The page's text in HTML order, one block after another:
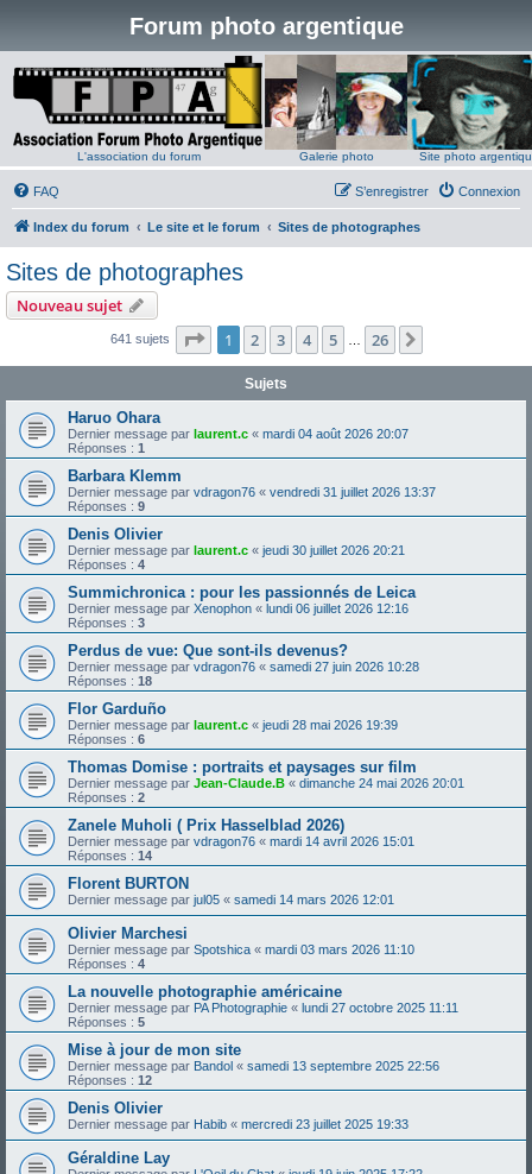
Forum photo argentique
L'association du forum Galerie photo Site photo
FAQ Connexion
S’enregistrer
Index du forum Le site et le forum Sites de photographes
Sites de photographes
Nouveau sujet
641 sujets Page 1sur26
1 2 3 4 5 26
Sujets
Haruo Ohara
Dernier message par laurent.c « mardi 04 août 2026 20:07
Réponses : 1
Barbara Klemm
Dernier message par vdragon76 « vendredi 31 juillet 2026 13:37
Réponses : 9
Denis Olivier
Dernier message par laurent.c « jeudi 30 juillet 2026 20:21
Réponses : 4
Summichronica : pour les passionnés de Leica
Dernier message par Xenophon « lundi 06 juillet 2026 12:16
Réponses : 3
Perdus de vue: Que sont-ils devenus?
Dernier message par vdragon76 « samedi 27 juin 2026 10:28
Réponses : 18
Flor Garduño
Dernier message par laurent.c « jeudi 28 mai 2026 19:39
Réponses : 6
Thomas Domise : portraits et paysages sur film
Dernier message par Jean-Claude.B « dimanche 24 mai 2026 20:01
Réponses : 2
Zanele Muholi ( Prix Hasselblad 2026)
Dernier message par vdragon76 « mardi 14 avril 2026 15:01
Réponses : 14
Florent BURTON
Dernier message par jul05 « samedi 14 mars 2026 12:01
Olivier Marchesi
Dernier message par Spotshica « mardi 03 mars 2026 11:10
Réponses : 4
La nouvelle photographie américaine
Dernier message par PA Photographie « lundi 27 octobre 2025 11:11
Réponses : 5
Mise à jour de mon site
Dernier message par Bandol « samedi 13 septembre 2025 22:56
Réponses : 12
Denis Olivier
Dernier message par Habib « mercredi 23 juillet 2025 19:33
Géraldine Lay